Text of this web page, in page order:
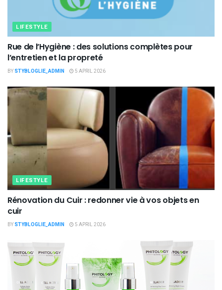
LIFESTYLE
Rue de l’Hygiène : des solutions complètes pour
l’entretien et la propreté
BY STYBLOGLIE_ADMIN 5 APRIL 2026
LIFESTYLE
Rénovation du Cuir : redonner vie à vos objets en
cuir
BY STYBLOGLIE_ADMIN 5 APRIL 2026